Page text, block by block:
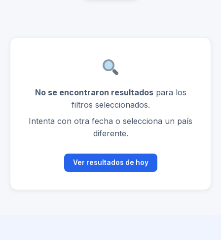
No se encontraron resultadospara los
filtros seleccionados.
Intenta con otra fecha o selecciona un país
diferente.
Ver resultados de hoy